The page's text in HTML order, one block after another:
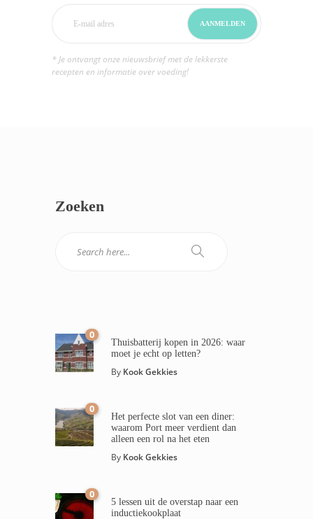
* Je ontvangt onze nieuwsbrief met de lekkerste
recepten en informatie over voeding!
Zoeken
0
Thuisbatterij kopen in 2026: waar
moet je echt op letten?
By Kook Gekkies
0
Het perfecte slot van een diner:
waarom Port meer verdient dan
alleen een rol na het eten
By Kook Gekkies
0
5 lessen uit de overstap naar een
inductiekookplaat